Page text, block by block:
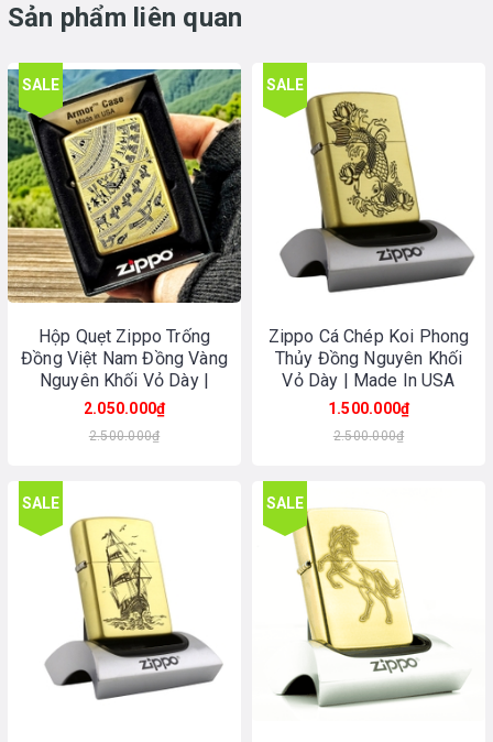
Sản phẩm liên quan
SALE
Hộp Quẹt Zippo Trống
Đồng Việt Nam Đồng Vàng
Nguyên Khối Vỏ Dày |
Made In USA
2.050.000₫
2.500.000₫
SALE
Zippo Cá Chép Koi Phong
Thủy Đồng Nguyên Khối
Vỏ Dày | Made In USA
1.500.000₫
2.500.000₫
SALE SALE